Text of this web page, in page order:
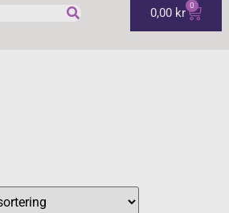
0,00 kr 0